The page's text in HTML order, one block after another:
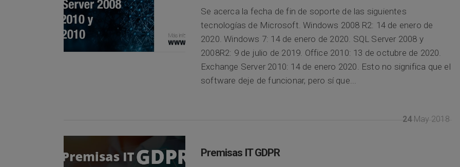
Se acerca la fecha de fin de soporte de las siguientes
tecnologías de Microsoft. Windows 2008 R2: 14 de enero de
2020. Windows 7: 14 de enero de 2020. SQL Server 2008 y
2008R2: 9 de julio de 2019. Office 2010: 13 de octubre de 2020.
Exchange Server 2010: 14 de enero 2020. Esto no significa que el
software deje de funcionar, pero sí que...
24 May 2018
Premisas IT GDPR